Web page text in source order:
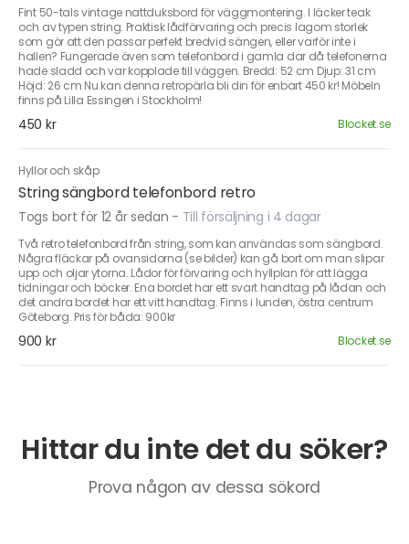
Fint 50-tals vintage nattduksbord för väggmontering. I läcker teak
och av typen string. Praktisk lådförvaring och precis lagom storlek
som gör att den passar perfekt bredvid sängen, eller varför inte i
hallen? Fungerade även som telefonbord i gamla dar då telefonerna
hade sladd och var kopplade till väggen. Bredd: 52 cm Djup: 31 cm
Höjd: 26 cm Nu kan denna retropärla bli din för enbart 450 kr! Möbeln
finns på Lilla Essingen i Stockholm!
450 kr Blocket.se
Hyllor och skåp
String sängbord telefonbord retro
Togs bort för 12 år sedan - Till försäljning i 4 dagar
Två retro telefonbord från string, som kan användas som sängbord.
Några fläckar på ovansidorna (se bilder) kan gå bort om man slipar
upp och oljar ytorna. Lådor för förvaring och hyllplan för att lägga
tidningar och böcker. Ena bordet har ett svart handtag på lådan och
det andra bordet har ett vitt handtag. Finns i lunden, östra centrum
Göteborg. Pris för båda: 900kr
900 kr Blocket.se
Hittar du inte det du söker?
Prova någon av dessa sökord